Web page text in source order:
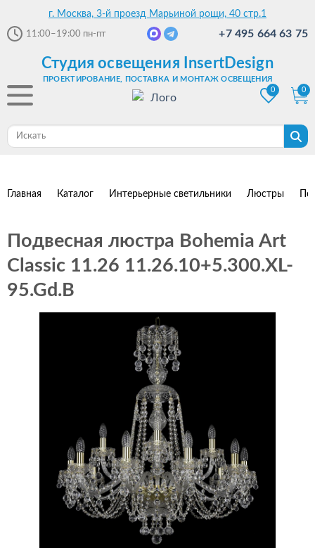
г. Москва, 3-й проезд Марьиной рощи, 40 стр.1
11:00–19:00 пн-пт +7 495 664 63 75
Студия освещения InsertDesign
ПРОЕКТИРОВАНИЕ, ПОСТАВКА И МОНТАЖ ОСВЕЩЕНИЯ
0
0
Главная Каталог Интерьерные светильники Люстры
Подвесная люстра Bohemia Art
Classic 11.26 11.26.10+5.300.XL-
95.Gd.B